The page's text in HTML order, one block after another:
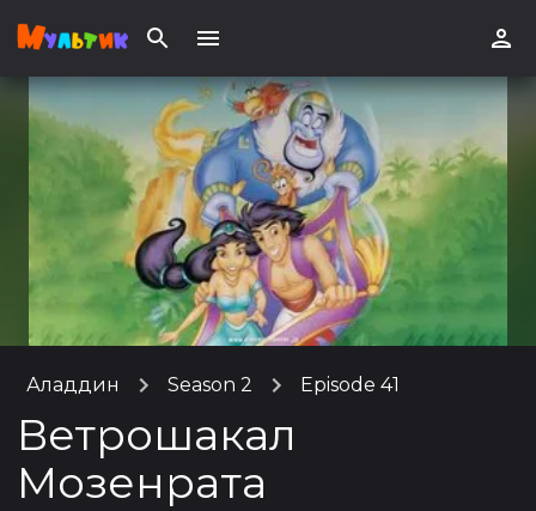
Аладдин Season 2 Episode 41
Ветрошакал
Мозенрата